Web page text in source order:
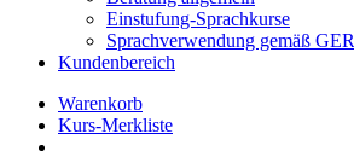
Einstufung-Sprachkurse
Sprachverwendung gemäß GER
Kundenbereich
Warenkorb
Kurs-Merkliste